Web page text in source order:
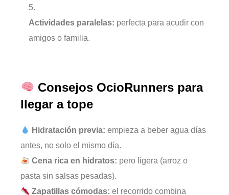
Actividades paralelas: perfecta para acudir con
amigos o familia.
Consejos OcioRunners para
llegar a tope
Hidratación previa: empieza a beber agua días
antes, no solo el mismo día.
Cena rica en hidratos: pero ligera (arroz o
pasta sin salsas pesadas).
Zapatillas cómodas: el recorrido combina